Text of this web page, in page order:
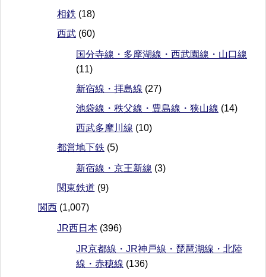
相鉄 (18)
西武 (60)
国分寺線・多摩湖線・西武園線・山口線
(11)
新宿線・拝島線 (27)
池袋線・秩父線・豊島線・狭山線 (14)
西武多摩川線 (10)
都営地下鉄 (5)
新宿線・京王新線 (3)
関東鉄道 (9)
関西 (1,007)
JR西日本 (396)
JR京都線・JR神戸線・琵琶湖線・北陸
線・赤穂線 (136)